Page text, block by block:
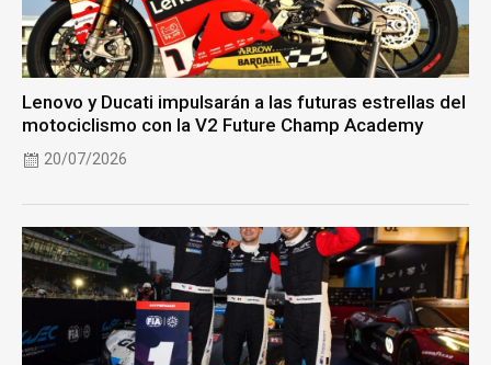
Lenovo y Ducati impulsarán a las futuras estrellas del
motociclismo con la V2 Future Champ Academy
20/07/2026